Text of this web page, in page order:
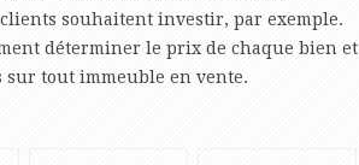
souhaitent investir, par exemple.
déterminer le prix de chaque bien et
tout immeuble en vente.